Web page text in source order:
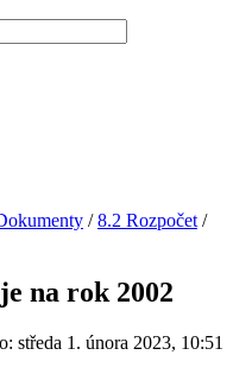
/8.2 Rozpočet /
na rok 2002
středa 1. února 2023, 10:51